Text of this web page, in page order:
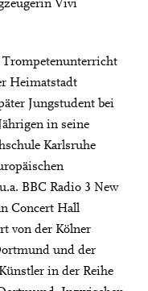
Vivi
Trompetenunterricht
Heimatstadt
Jungstudent bei
in seine
Karlsruhe
BBC Radio 3 New
Concert Hall
von der Kölner
und der
in der Reihe